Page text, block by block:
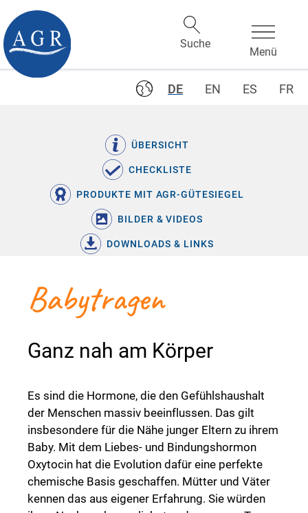
DE EN ES FR
ÜBERSICHT
CHECKLISTE
PRODUKTE MIT AGR-GÜTESIEGEL
BILDER & VIDEOS
DOWNLOADS & LINKS
Babytragen
Ganz nah am Körper
Es sind die Hormone, die den Gefühlshaushalt
der Menschen massiv beeinflussen. Das gilt
insbesondere für die Nähe junger Eltern zu ihrem
Baby. Mit dem Liebes- und Bindungshormon
Oxytocin hat die Evolution dafür eine perfekte
chemische Basis geschaffen. Mütter und Väter
kennen das aus eigener Erfahrung. Sie würden